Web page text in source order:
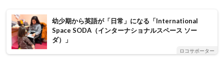
幼少期から英語が「日常」になる「International
Space SODA（インターナショナルスペース ソー
ダ）」
ロコサポーター